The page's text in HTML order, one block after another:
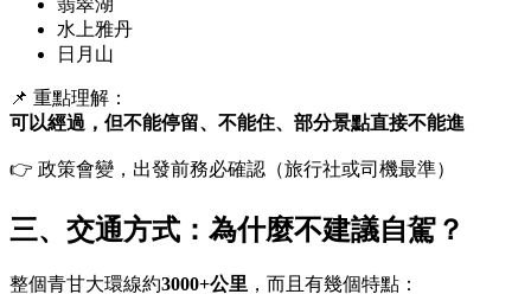
翡翠湖
水上雅丹
日月山
📌 重點理解：
可以經過，但不能停留、不能住、部分景點直接不能進
👉 政策會變，出發前務必確認（旅行社或司機最準）
三、交通方式：為什麼不建議自駕？
整個青甘大環線約3000+公里 ，而且有幾個特點：